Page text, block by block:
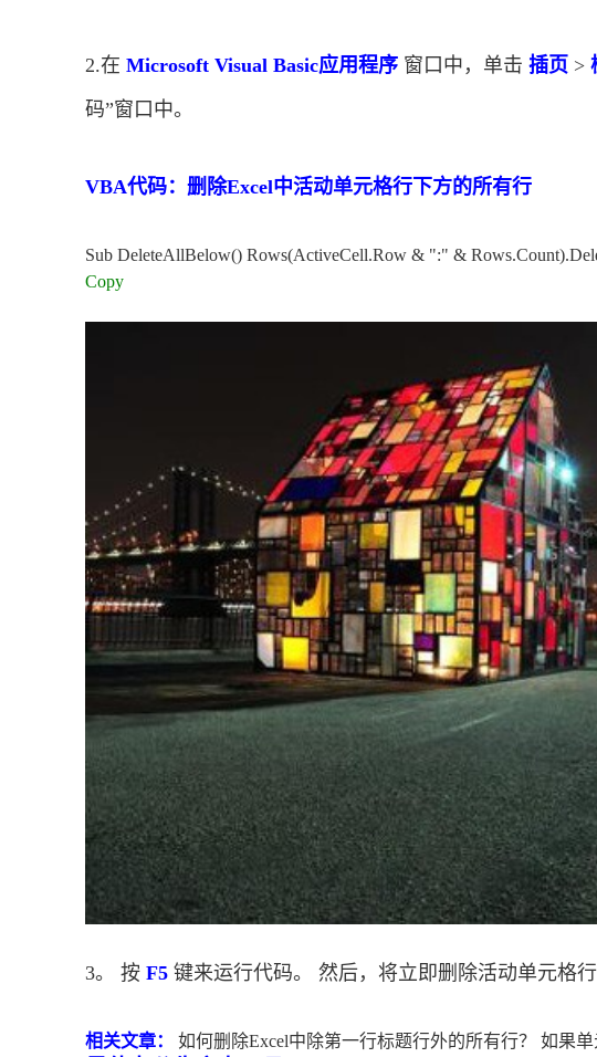
2.在 Microsoft Visual Basic应用程序 窗口中，单击 插页 >
码”窗口中。
VBA代码：删除Excel中活动单元格行下方的所有行
Sub DeleteAllBelow() Rows(ActiveCell.Row & ":" &
Copy
3。 按 F5 键来运行代码。 然后，将立即删除活动单元格
相关文章： 如何删除Excel中除第一行标题行外的所有行？ 如果